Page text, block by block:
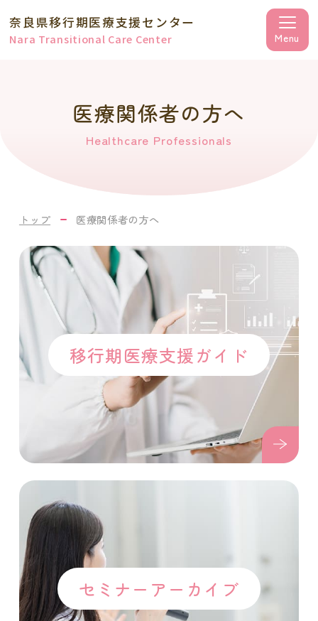
奈良県移行期医療支援センター
Nara Transitional Care Center
医療関係者の方へ
Healthcare Professionals
トップ 医療関係者の方へ
移行期医療支援ガイド
セミナーアーカイブ